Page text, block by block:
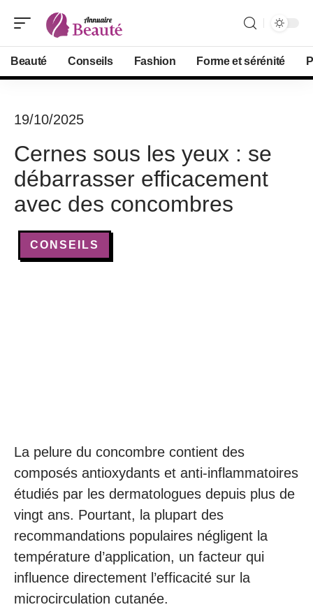
Beauté Conseils Fashion Forme et sérénité
19/10/2025
Cernes sous les yeux : se
débarrasser efficacement
avec des concombres
CONSEILS
La pelure du concombre contient des
composés antioxydants et anti-inflammatoires
étudiés par les dermatologues depuis plus de
vingt ans. Pourtant, la plupart des
recommandations populaires négligent la
température d’application, un facteur qui
influence directement l’efficacité sur la
microcirculation cutanée.